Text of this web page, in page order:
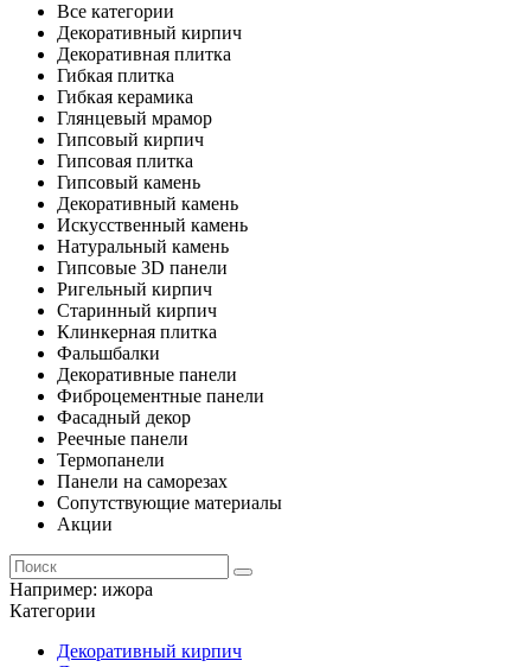
Все категории
Декоративный кирпич
Декоративная плитка
Гибкая плитка
Гибкая керамика
Глянцевый мрамор
Гипсовый кирпич
Гипсовая плитка
Гипсовый камень
Декоративный камень
Искусственный камень
Натуральный камень
Гипсовые 3D панели
Ригельный кирпич
Старинный кирпич
Клинкерная плитка
Фальшбалки
Декоративные панели
Фиброцементные панели
Фасадный декор
Реечные панели
Термопанели
Панели на саморезах
Сопутствующие материалы
Акции
Например: ижора
Категории
Декоративный кирпич